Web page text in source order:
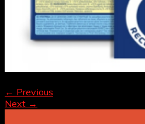
← Previous
Next →